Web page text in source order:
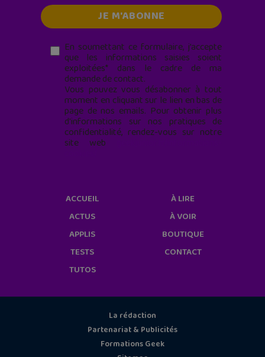
En soumettant ce formulaire, j’accepte
que les informations saisies soient
exploitées* dans le cadre de ma
demande de contact.
Vous pouvez vous désabonner à tout
moment en cliquant sur le lien en bas de
page de nos emails. Pour obtenir plus
d'informations sur nos pratiques de
confidentialité, rendez-vous sur notre
site web
ACCUEIL
ACTUS
APPLIS
TESTS
TUTOS
À LIRE
À VOIR
BOUTIQUE
CONTACT
La rédaction
Partenariat & Publicités
Formations Geek